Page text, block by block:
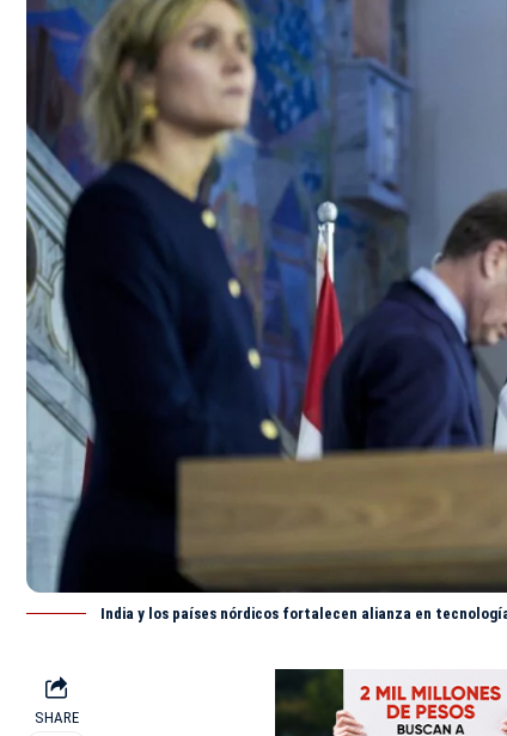
India y los países nórdicos fortalecen alianza en
SHARE